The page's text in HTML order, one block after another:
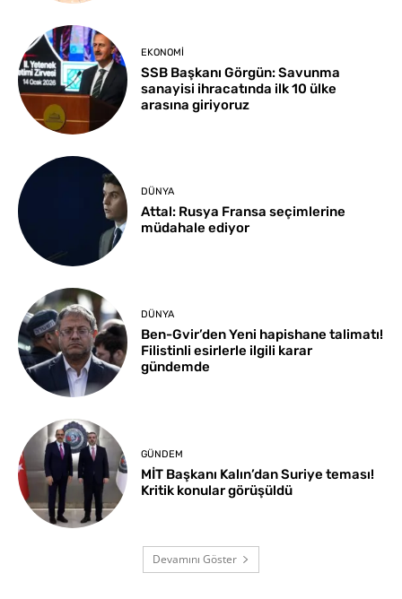
EKONOMI
SSB Başkanı Görgün: Savunma
sanayisi ihracatında ilk 10 ülke
arasına giriyoruz
DÜNYA
Attal: Rusya Fransa seçimlerine
müdahale ediyor
DÜNYA
Ben-Gvir’den Yeni hapishane talimatı!
Filistinli esirlerle ilgili karar
gündemde
GÜNDEM
MİT Başkanı Kalın’dan Suriye teması!
Kritik konular görüşüldü
Devamını Göster